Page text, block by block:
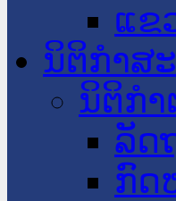
ແຂ
ນິຕິກໍາສ
ນິຕິກຳ
ລັດ
ກົດ